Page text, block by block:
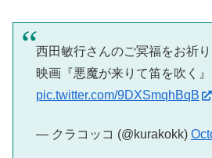
西田敏行さんのご冥福をお祈り
映画『悪魔が来りて笛を吹く』
pic.twitter.com/9DXSmqhBqB
— クラコッコ (@kurakokk)